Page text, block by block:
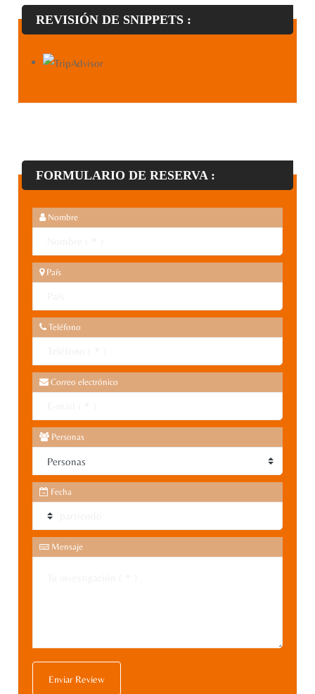
REVISIÓN DE SNIPPETS :
FORMULARIO DE RESERVA :
Nombre
País
Teléfono
Correo electrónico
Personas
Fecha
Mensaje